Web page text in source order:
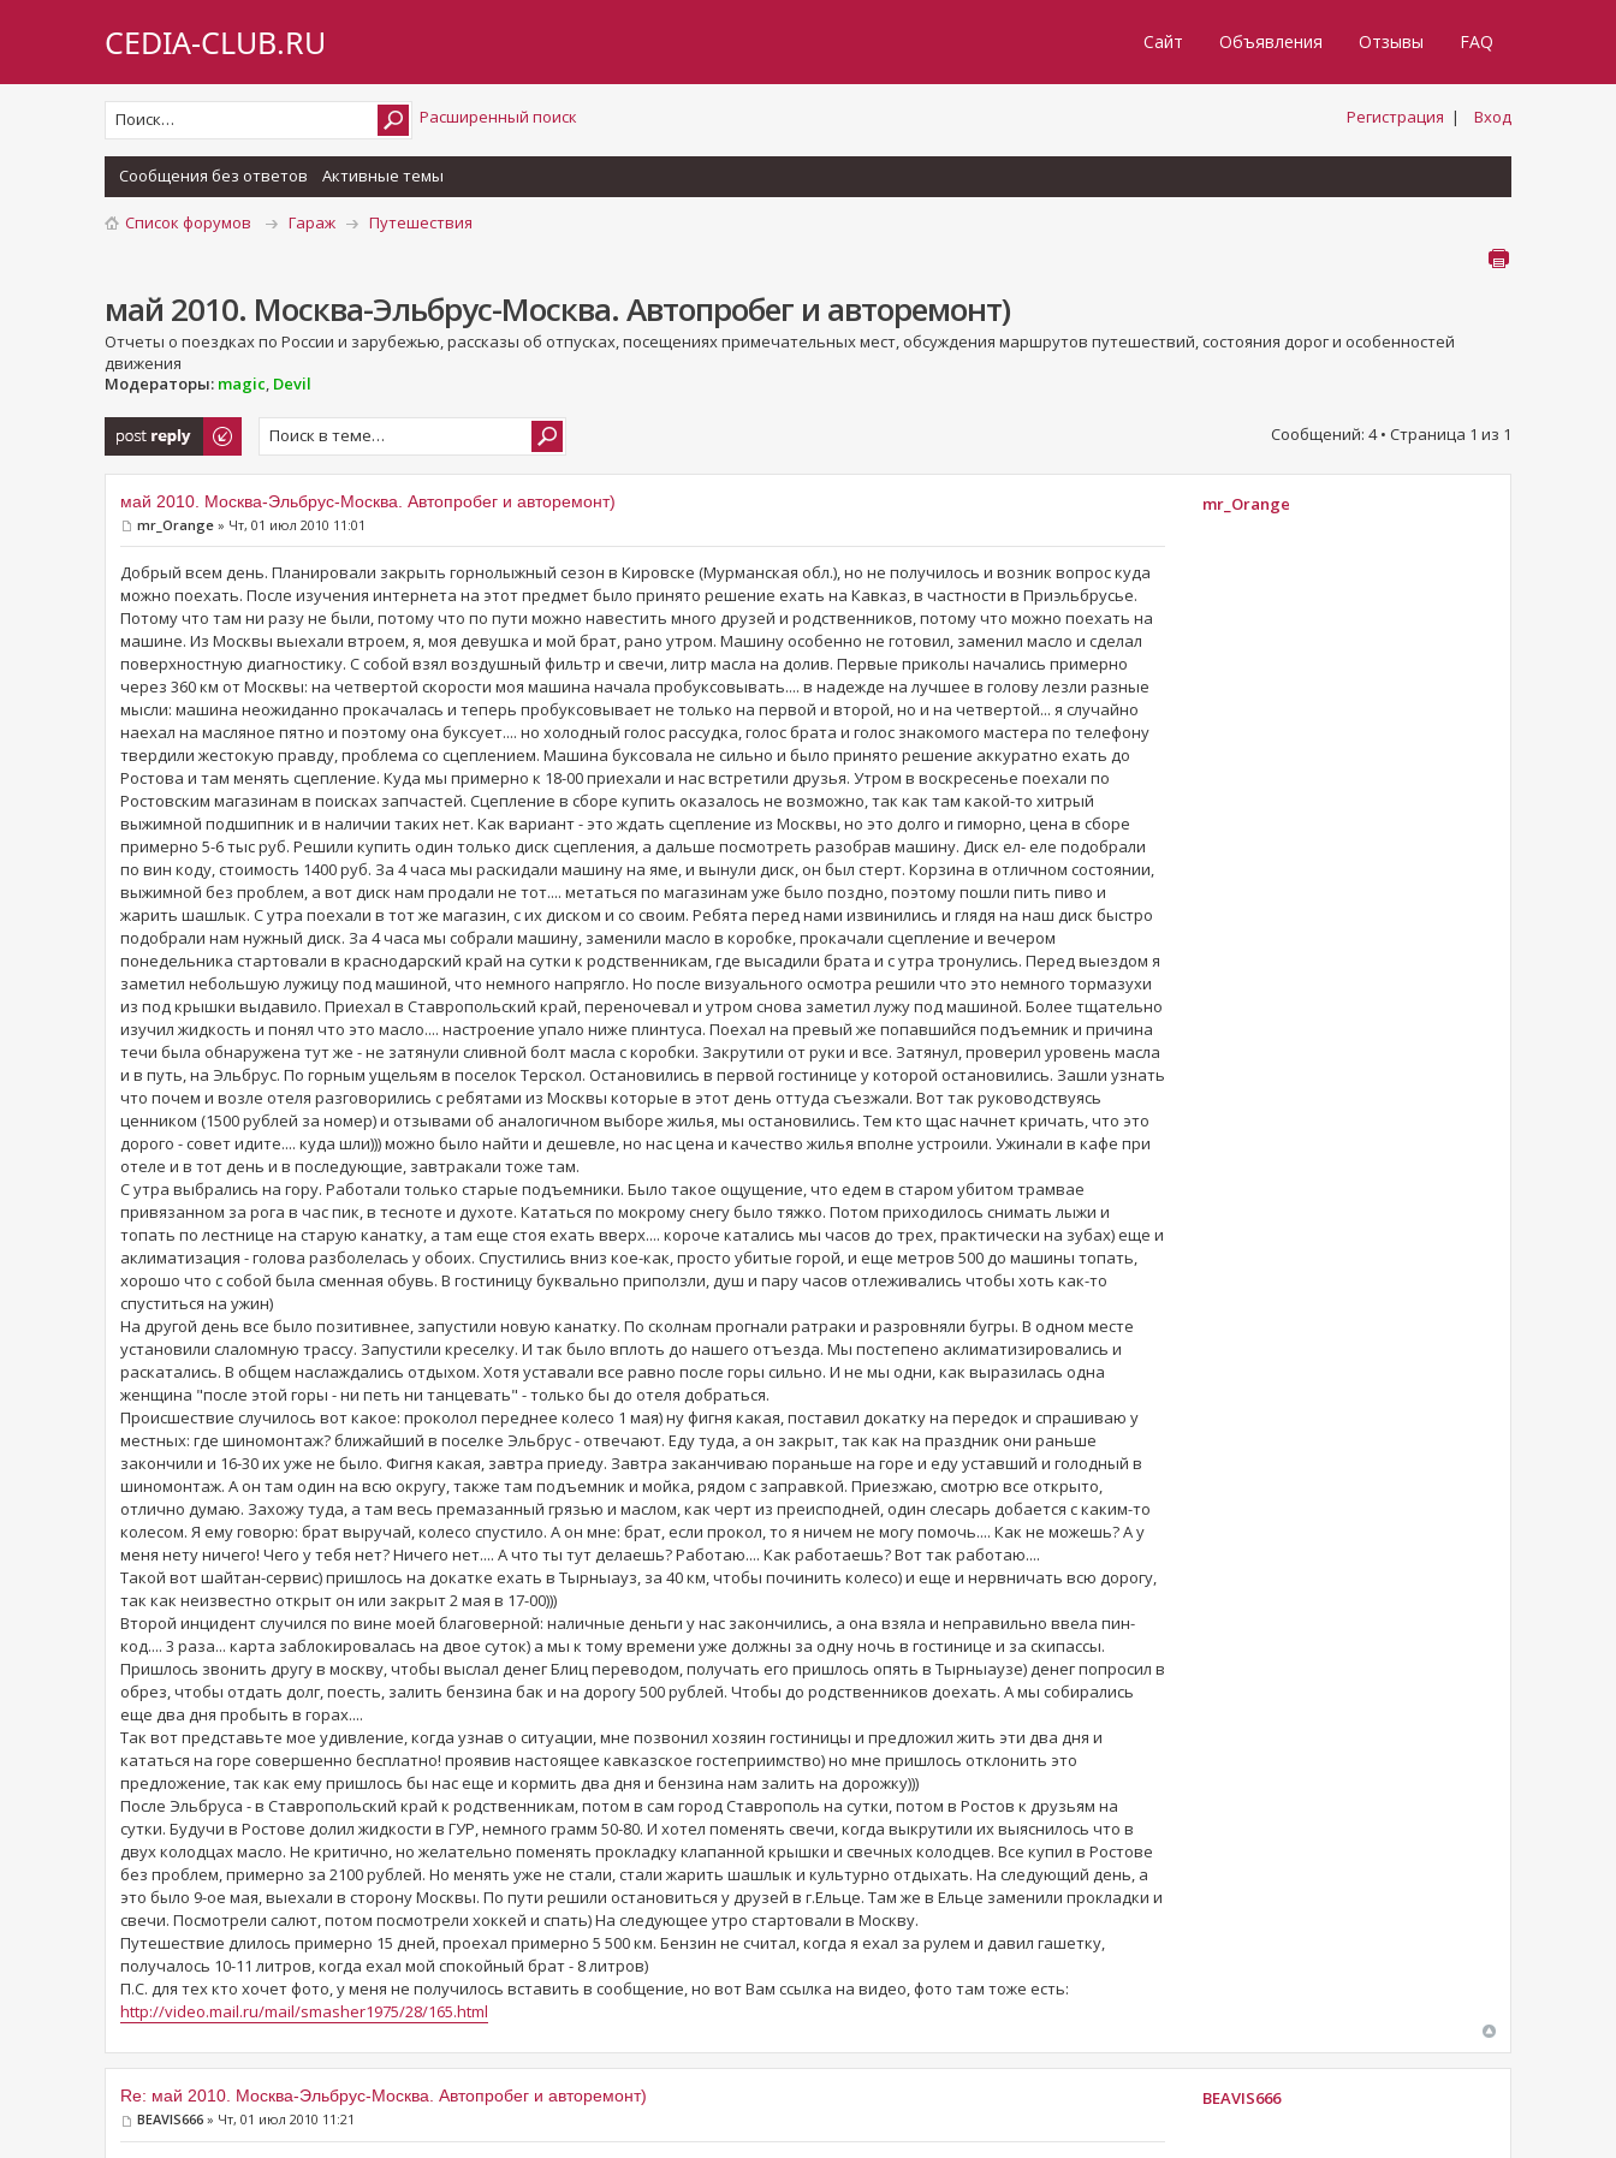
CEDIA-CLUB.RU Сайт Объявления Отзывы FAQ
Регистрация | Вход
Расширенный поиск
Сообщения без ответов Активные темы
Список форумов Гараж Путешествия
май 2010. Москва-Эльбрус-Москва. Автопробег и авторемонт)
Отчеты о поездках по России и зарубежью, рассказы об отпусках, посещениях примечательных мест, обсуждения маршрутов путешествий, состояния дорог и особенностей
движения
Модераторы: magic, Devil
Ответить Сообщений: 4 • Страница 1 из 1
май 2010. Москва-Эльбрус-Москва. Автопробег и авторемонт)
mr_Orange » Чт, 01 июл 2010 11:01
Добрый всем день. Планировали закрыть горнолыжный сезон в Кировске (Мурманская обл.), но не получилось и возник вопрос куда
можно поехать. После изучения интернета на этот предмет было принято решение ехать на Кавказ, в частности в Приэльбрусье.
Потому что там ни разу не были, потому что по пути можно навестить много друзей и родственников, потому что можно поехать на
машине. Из Москвы выехали втроем, я, моя девушка и мой брат, рано утром. Машину особенно не готовил, заменил масло и сделал
поверхностную диагностику. С собой взял воздушный фильтр и свечи, литр масла на долив. Первые приколы начались примерно
через 360 км от Москвы: на четвертой скорости моя машина начала пробуксовывать.... в надежде на лучшее в голову лезли разные
мысли: машина неожиданно прокачалась и теперь пробуксовывает не только на первой и второй, но и на четвертой... я случайно
наехал на масляное пятно и поэтому она буксует.... но холодный голос рассудка, голос брата и голос знакомого мастера по телефону
твердили жестокую правду, проблема со сцеплением. Машина буксовала не сильно и было принято решение аккуратно ехать до
Ростова и там менять сцепление. Куда мы примерно к 18-00 приехали и нас встретили друзья. Утром в воскресенье поехали по
Ростовским магазинам в поисках запчастей. Сцепление в сборе купить оказалось не возможно, так как там какой-то хитрый
выжимной подшипник и в наличии таких нет. Как вариант - это ждать сцепление из Москвы, но это долго и гиморно, цена в сборе
примерно 5-6 тыс руб. Решили купить один только диск сцепления, а дальше посмотреть разобрав машину. Диск ел- еле подобрали
по вин коду, стоимость 1400 руб. За 4 часа мы раскидали машину на яме, и вынули диск, он был стерт. Корзина в отличном состоянии,
выжимной без проблем, а вот диск нам продали не тот.... метаться по магазинам уже было поздно, поэтому пошли пить пиво и
жарить шашлык. С утра поехали в тот же магазин, с их диском и со своим. Ребята перед нами извинились и глядя на наш диск быстро
подобрали нам нужный диск. За 4 часа мы собрали машину, заменили масло в коробке, прокачали сцепление и вечером
понедельника стартовали в краснодарский край на сутки к родственникам, где высадили брата и с утра тронулись. Перед выездом я
заметил небольшую лужицу под машиной, что немного напрягло. Но после визуального осмотра решили что это немного тормазухи
из под крышки выдавило. Приехал в Ставропольский край, переночевал и утром снова заметил лужу под машиной. Более тщательно
изучил жидкость и понял что это масло.... настроение упало ниже плинтуса. Поехал на превый же попавшийся подъемник и причина
течи была обнаружена тут же - не затянули сливной болт масла с коробки. Закрутили от руки и все. Затянул, проверил уровень масла
и в путь, на Эльбрус. По горным ущельям в поселок Терскол. Остановились в первой гостинице у которой остановились. Зашли узнать
что почем и возле отеля разговорились с ребятами из Москвы которые в этот день оттуда съезжали. Вот так руководствуясь
ценником (1500 рублей за номер) и отзывами об аналогичном выборе жилья, мы остановились. Тем кто щас начнет кричать, что это
дорого - совет идите.... куда шли))) можно было найти и дешевле, но нас цена и качество жилья вполне устроили. Ужинали в кафе при
отеле и в тот день и в последующие, завтракали тоже там.
С утра выбрались на гору. Работали только старые подъемники. Было такое ощущение, что едем в старом убитом трамвае
привязанном за рога в час пик, в тесноте и духоте. Кататься по мокрому снегу было тяжко. Потом приходилось снимать лыжи и
топать по лестнице на старую канатку, а там еще стоя ехать вверх.... короче катались мы часов до трех, практически на зубах) еще и
аклиматизация - голова разболелась у обоих. Спустились вниз кое-как, просто убитые горой, и еще метров 500 до машины топать,
хорошо что с собой была сменная обувь. В гостиницу буквально приползли, душ и пару часов отлеживались чтобы хоть как-то
спуститься на ужин)
На другой день все было позитивнее, запустили новую канатку. По сколнам прогнали ратраки и разровняли бугры. В одном месте
установили слаломную трассу. Запустили креселку. И так было вплоть до нашего отъезда. Мы постепено аклиматизировались и
раскатались. В общем наслаждались отдыхом. Хотя уставали все равно после горы сильно. И не мы одни, как выразилась одна
женщина "после этой горы - ни петь ни танцевать" - только бы до отеля добраться.
Происшествие случилось вот какое: проколол переднее колесо 1 мая) ну фигня какая, поставил докатку на передок и спрашиваю у
местных: где шиномонтаж? ближайший в поселке Эльбрус - отвечают. Еду туда, а он закрыт, так как на праздник они раньше
закончили и 16-30 их уже не было. Фигня какая, завтра приеду. Завтра заканчиваю пораньше на горе и еду уставший и голодный в
шиномонтаж. А он там один на всю округу, также там подъемник и мойка, рядом с заправкой. Приезжаю, смотрю все открыто,
отлично думаю. Захожу туда, а там весь премазанный грязью и маслом, как черт из преисподней, один слесарь добается с каким-то
колесом. Я ему говорю: брат выручай, колесо спустило. А он мне: брат, если прокол, то я ничем не могу помочь.... Как не можешь? А у
меня нету ничего! Чего у тебя нет? Ничего нет.... А что ты тут делаешь? Работаю.... Как работаешь? Вот так работаю....
Такой вот шайтан-сервис) пришлось на докатке ехать в Тырныауз, за 40 км, чтобы починить колесо) и еще и нервничать всю дорогу,
так как неизвестно открыт он или закрыт 2 мая в 17-00)))
Второй инцидент случился по вине моей благоверной: наличные деньги у нас закончились, а она взяла и неправильно ввела пин-
код.... 3 раза... карта заблокировалась на двое суток) а мы к тому времени уже должны за одну ночь в гостинице и за скипассы.
Пришлось звонить другу в москву, чтобы выслал денег Блиц переводом, получать его пришлось опять в Тырныаузе) денег попросил в
обрез, чтобы отдать долг, поесть, залить бензина бак и на дорогу 500 рублей. Чтобы до родственников доехать. А мы собирались
еще два дня пробыть в горах....
Так вот представьте мое удивление, когда узнав о ситуации, мне позвонил хозяин гостиницы и предложил жить эти два дня и
кататься на горе совершенно бесплатно! проявив настоящее кавказское гостеприимство) но мне пришлось отклонить это
предложение, так как ему пришлось бы нас еще и кормить два дня и бензина нам залить на дорожку)))
После Эльбруса - в Ставропольский край к родственникам, потом в сам город Ставрополь на сутки, потом в Ростов к друзьям на
сутки. Будучи в Ростове долил жидкости в ГУР, немного грамм 50-80. И хотел поменять свечи, когда выкрутили их выяснилось что в
двух колодцах масло. Не критично, но желательно поменять прокладку клапанной крышки и свечных колодцев. Все купил в Ростове
без проблем, примерно за 2100 рублей. Но менять уже не стали, стали жарить шашлык и культурно отдыхать. На следующий день, а
это было 9-ое мая, выехали в сторону Москвы. По пути решили остановиться у друзей в г.Ельце. Там же в Ельце заменили прокладки и
свечи. Посмотрели салют, потом посмотрели хоккей и спать) На следующее утро стартовали в Москву.
Путешествие длилось примерно 15 дней, проехал примерно 5 500 км. Бензин не считал, когда я ехал за рулем и давил гашетку,
получалось 10-11 литров, когда ехал мой спокойный брат - 8 литров)
П.С. для тех кто хочет фото, у меня не получилось вставить в сообщение, но вот Вам ссылка на видео, фото там тоже есть:
http://video.mail.ru/mail/smasher1975/28/165.html
mr_Orange
Re: май 2010. Москва-Эльбрус-Москва. Автопробег и авторемонт)
BEAVIS666 » Чт, 01 июл 2010 11:21
BEAVIS666